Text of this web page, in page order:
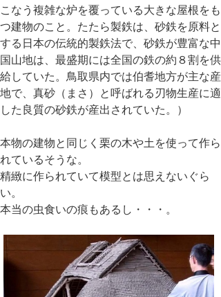
こなう複雑な炉を覆っている大きな屋根をも
つ建物のこと。たたら製鉄は、砂鉄を原料と
する日本の伝統的製鉄法で、砂鉄が豊富な中
国山地は、最盛期には全国の鉄の約８割を供
給していた。鳥取県内では伯耆地方が主な産
地で、真砂（まさ）と呼ばれる刃物生産に適
した良質の砂鉄が産出されていた。）
本物の建物と同じく栗の木や土を使って作ら
れているそうな。
精緻に作られていて模型とは思えないぐら
い。
本当の虫食いの痕もあるし・・・。